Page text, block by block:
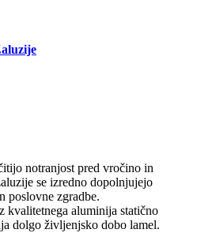
notranjost pred vročino in
se izredno dopolnjujejo
poslovne zgradbe.
kvalitetnega aluminija statično
dolgo življenjsko dobo lamel.